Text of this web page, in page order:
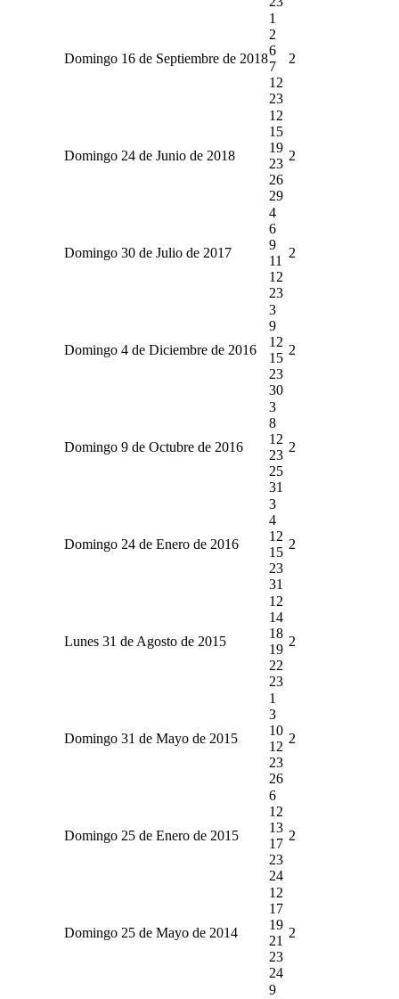
Domingo 16 de Septiembre de 2018
1
2
6
7
12
23
2
Domingo 24 de Junio de 2018
12
15
19
23
26
29
2
Domingo 30 de Julio de 2017
4
6
9
11
12
23
2
Domingo 4 de Diciembre de 2016
3
9
12
15
23
30
2
Domingo 9 de Octubre de 2016
3
8
12
23
25
31
2
Domingo 24 de Enero de 2016
3
4
12
15
23
31
2
Lunes 31 de Agosto de 2015
12
14
18
19
22
23
2
Domingo 31 de Mayo de 2015
1
3
10
12
23
26
2
Domingo 25 de Enero de 2015
6
12
13
17
23
24
2
Domingo 25 de Mayo de 2014
12
17
19
21
23
24
2
9